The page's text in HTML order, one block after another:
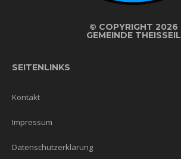
© COPYRIGHT 2026
GEMEINDE THEISSEIL
SEITENLINKS
Kontakt
Impressum
Datenschutzerklärung